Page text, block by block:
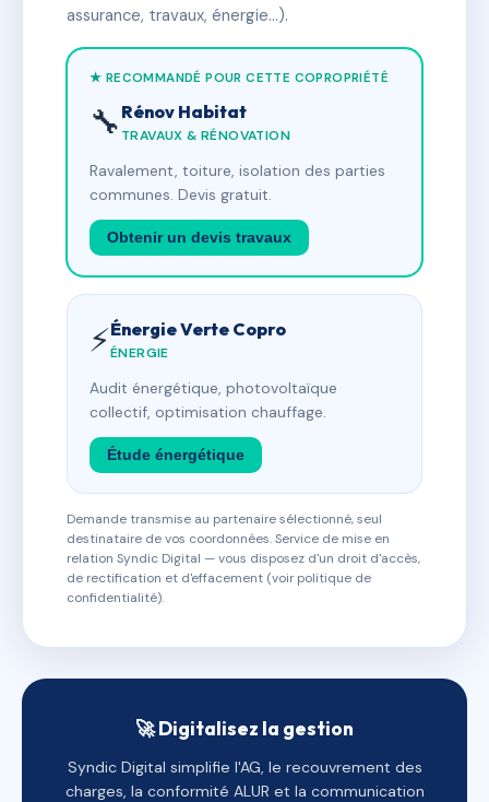
assurance, travaux, énergie…).
★ RECOMMANDÉ POUR CETTE COPROPRIÉTÉ
🔧 Rénov Habitat
TRAVAUX & RÉNOVATION
Ravalement, toiture, isolation des parties
communes. Devis gratuit.
Obtenir un devis travaux
⚡Énergie Verte Copro
ÉNERGIE
Audit énergétique, photovoltaïque
collectif, optimisation chauffage.
Étude énergétique
Demande transmise au partenaire sélectionné, seul
destinataire de vos coordonnées. Service de mise en
relation Syndic Digital — vous disposez d'un droit d'accès,
de rectification et d'effacement (voir politique de
confidentialité).
🚀 Digitalisez la gestion
Syndic Digital simplifie l'AG, le recouvrement des
charges, la conformité ALUR et la communication